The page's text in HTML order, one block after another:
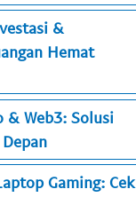
&
Hemat
& Web3: Solusi
Gaming: Cek